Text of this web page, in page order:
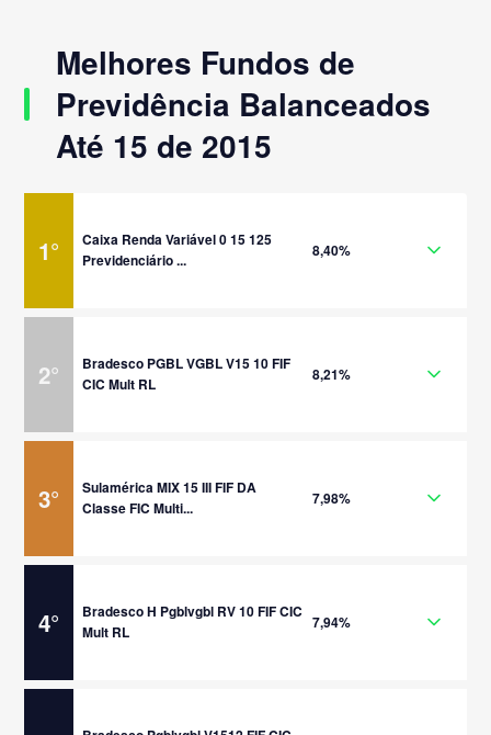
Melhores Fundos de
Previdência Balanceados
Até 15 de 2015
1°
Caixa Renda Variável 0 15 125
Previdenciário ...
8,40%
2°
Bradesco PGBL VGBL V15 10 FIF
CIC Mult RL
8,21%
3°
Sulamérica MIX 15 III FIF DA
Classe FIC Multi...
7,98%
4°
Bradesco H Pgblvgbl RV 10 FIF CIC
Mult RL
7,94%